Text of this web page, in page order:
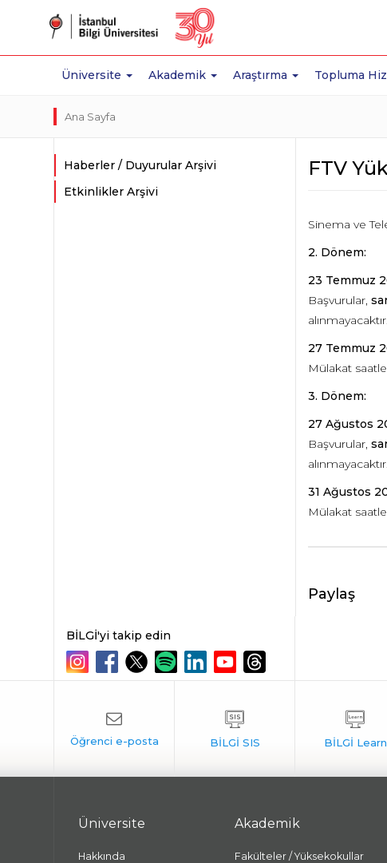
Üniversite Akademik Araştırma Topluma
Ana Sayfa
Haberler / Duyurular Arşivi
Etkinlikler Arşivi
FTV
Sinema ve
2. Dönem:
23 Temmuz
Başvurular,
alınmayacaktır.
27 Temmuz
Mülakat
3. Dönem:
27 Ağustos
Başvurular,
alınmayacaktır.
31 Ağustos
Mülakat
Paylaş
BİLGİ'yi takip edin
Üniversite
Hakkında
Akademik
Fakülteler / Yüksekokullar